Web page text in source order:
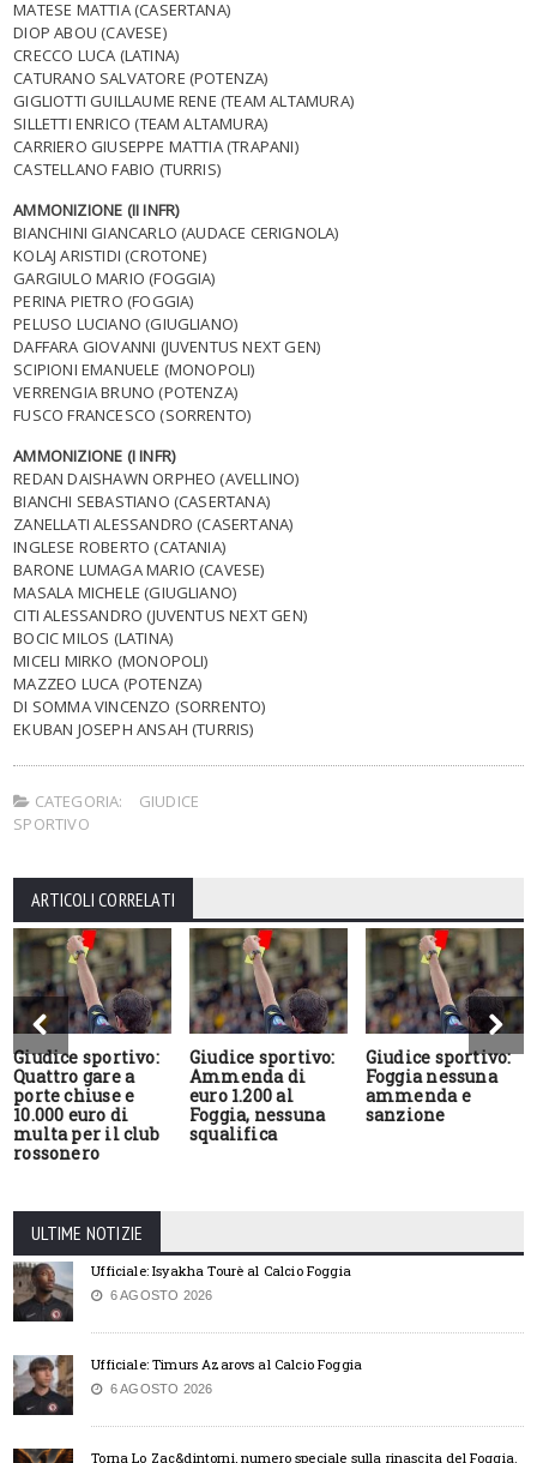
MATESE MATTIA (CASERTANA)
DIOP ABOU (CAVESE)
CRECCO LUCA (LATINA)
CATURANO SALVATORE (POTENZA)
GIGLIOTTI GUILLAUME RENE (TEAM ALTAMURA)
SILLETTI ENRICO (TEAM ALTAMURA)
CARRIERO GIUSEPPE MATTIA (TRAPANI)
CASTELLANO FABIO (TURRIS)
AMMONIZIONE (II INFR)
BIANCHINI GIANCARLO (AUDACE CERIGNOLA)
KOLAJ ARISTIDI (CROTONE)
GARGIULO MARIO (FOGGIA)
PERINA PIETRO (FOGGIA)
PELUSO LUCIANO (GIUGLIANO)
DAFFARA GIOVANNI (JUVENTUS NEXT GEN)
SCIPIONI EMANUELE (MONOPOLI)
VERRENGIA BRUNO (POTENZA)
FUSCO FRANCESCO (SORRENTO)
AMMONIZIONE (I INFR)
REDAN DAISHAWN ORPHEO (AVELLINO)
BIANCHI SEBASTIANO (CASERTANA)
ZANELLATI ALESSANDRO (CASERTANA)
INGLESE ROBERTO (CATANIA)
BARONE LUMAGA MARIO (CAVESE)
MASALA MICHELE (GIUGLIANO)
CITI ALESSANDRO (JUVENTUS NEXT GEN)
BOCIC MILOS (LATINA)
MICELI MIRKO (MONOPOLI)
MAZZEO LUCA (POTENZA)
DI SOMMA VINCENZO (SORRENTO)
EKUBAN JOSEPH ANSAH (TURRIS)
CATEGORIA:
GIUDICE
SPORTIVO
ARTICOLI CORRELATI
Giudice sportivo:
Quattro gare a
porte chiuse e
10.000 euro di
multa per il club
rossonero
Giudice sportivo:
Ammenda di
euro 1.200 al
Foggia, nessuna
squalifica
Giudice sportivo:
Foggia nessuna
ammenda e
sanzione
ULTIME NOTIZIE
Ufficiale: Isyakha Tourè al Calcio Foggia
6 AGOSTO 2026
Ufficiale: Timurs Azarovs al Calcio Foggia
6 AGOSTO 2026
Torna Lo Zac&dintorni, numero speciale sulla rinascita del Foggia.